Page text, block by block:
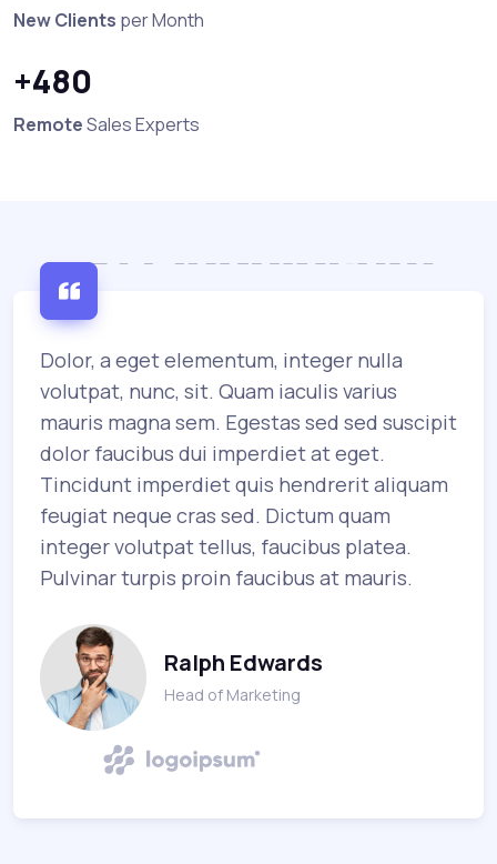
New Clients per Month
+480
RemoteSales Experts
Dolor, a eget elementum, integer nulla
volutpat, nunc, sit. Quam iaculis varius
mauris magna sem. Egestas sed sed suscipit
dolor faucibus dui imperdiet at eget.
Tincidunt imperdiet quis hendrerit aliquam
feugiat neque cras sed. Dictum quam
integer volutpat tellus, faucibus platea.
Pulvinar turpis proin faucibus at mauris.
Ralph Edwards
Head of Marketing